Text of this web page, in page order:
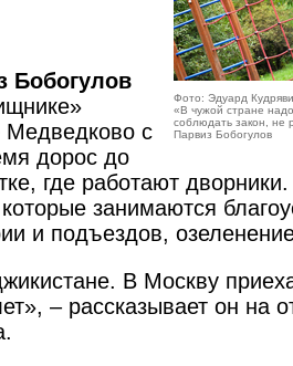
Фото: Эдуард
«В чужой стране
соблюдать закон, не
Парвиз Бобогулов
Бобогулов
Медведково с
дорос до
где работают
занимаются
и подъездов,
В Москву
– рассказывает он на